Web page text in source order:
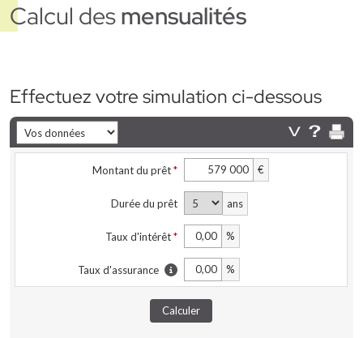
Calcul desmensualités
Effectuez votre simulation ci-dessous